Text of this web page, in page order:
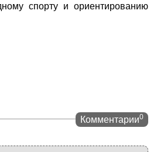
спорту и ориентированию
Комментарии0